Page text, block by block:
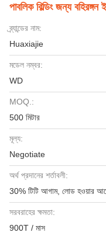
পাবলিক বিল্ডিং জন্য
ব্র্যান্ডের নাম:
Huaxiajie
মডেল নম্বর:
WD
MOQ.:
500 মিটার
মূল্য:
Negotiate
অর্থ প্রদানের শর্তাবলী:
30% টিটি আগাম, লোড হওয়ার
সরবরাহের ক্ষমতা:
900T / মাস